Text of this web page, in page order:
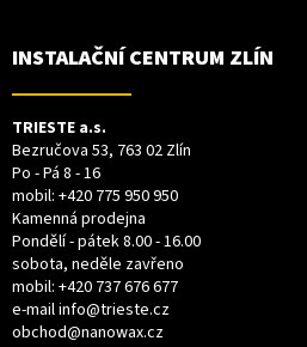
INSTALAČNÍ CENTRUM ZLÍN
TRIESTE a.s.
Bezručova 53, 763 02 Zlín
Po - Pá 8 - 16
mobil: +420 775 950 950
Kamenná prodejna
Pondělí - pátek 8.00 - 16.00
sobota, neděle zavřeno
mobil: +420 737 676 677
e-mailinfo@trieste.cz
obchod@nanowax.cz